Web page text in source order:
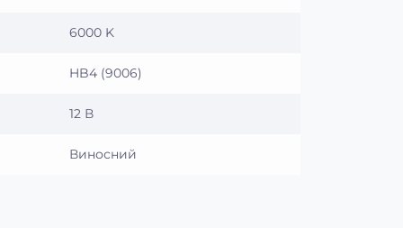
6000 K
HB4 (9006)
12 В
Виносний